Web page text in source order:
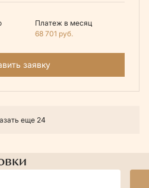
Платеж в месяц
68 701 руб.
заявку
еще 24